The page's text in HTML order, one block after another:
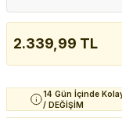
2.339,99 TL
14 Gün İçinde
/ DEĞİŞİM